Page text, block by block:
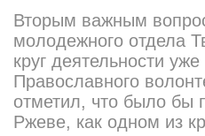
Вторым важным
молодежного отдела
круг деятельности
Православного
отметил, что было бы
Ржеве, как одном из